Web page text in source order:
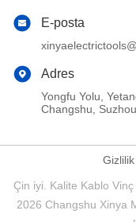
E-posta
Adres
Yongfu Yolu,
Changshu,
Gizlilik
Çin iyi. Kalite Kablo
2026 Changshu Xinya